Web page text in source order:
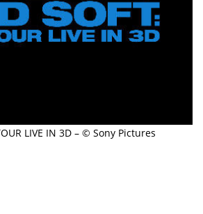
LIVE IN 3D – © Sony Pictures